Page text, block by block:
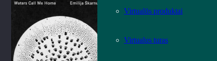
Virtualūs produktai
Virtualus turas